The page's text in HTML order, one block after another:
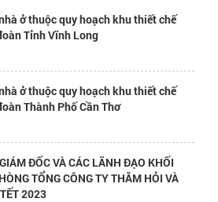
ở thuộc quy hoạch khu thiết chế
Tỉnh Vĩnh Long
ở thuộc quy hoạch khu thiết chế
Thành Phố Cần Thơ
ĐỐC VÀ CÁC LÃNH ĐẠO KHỐI
TỔNG CÔNG TY THĂM HỎI VÀ
2023